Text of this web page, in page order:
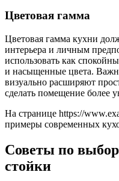
Цветовая гамма
Цветовая гамма кухни
интерьера и личным
использовать как
и насыщенные цвета.
визуально расширяют
сделать помещение более
На странице https://
примеры современных
Советы по
стойки